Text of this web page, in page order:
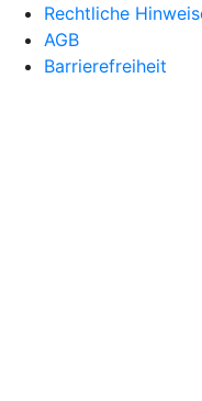
Rechtliche
AGB
Barrierefreiheit